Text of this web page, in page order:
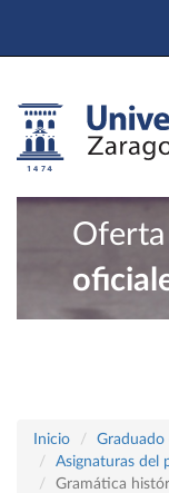
Oferta
Inicio
Graduado
Asignaturas del
Gramática